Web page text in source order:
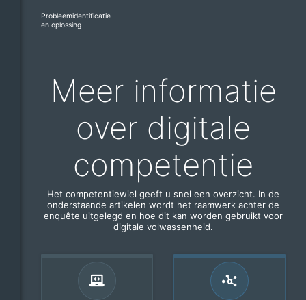
Probleemidentificatie
en oplossing
Meer informatie
over digitale
competentie
Het competentiewiel geeft u snel een overzicht. In de
onderstaande artikelen wordt het raamwerk achter de
enquête uitgelegd en hoe dit kan worden gebruikt voor
digitale volwassenheid.